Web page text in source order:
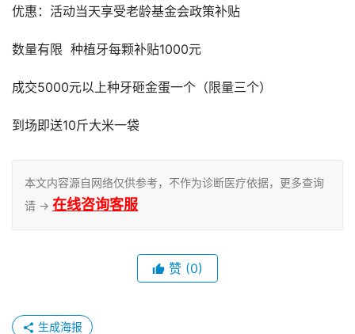
优惠：活动当天享受老龄基金会政策补贴
数量有限  种植牙每颗补贴1000元
成交5000元以上种牙砸金蛋一个（限量三个）
到场即送10斤大米一袋
本文内容源自网络仅供参考，不作为诊断医疗依据，更多查询
请 → 在线咨询客服
赞 (0)
生成海报